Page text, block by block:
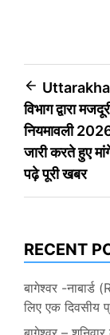
Post
विभाग द्वारा
नियमावली
जारी करते हुए
पढ़े पूरी खबर
RECENT
बागेश्वर -नाबार्ड
लिए एक दिवसीय